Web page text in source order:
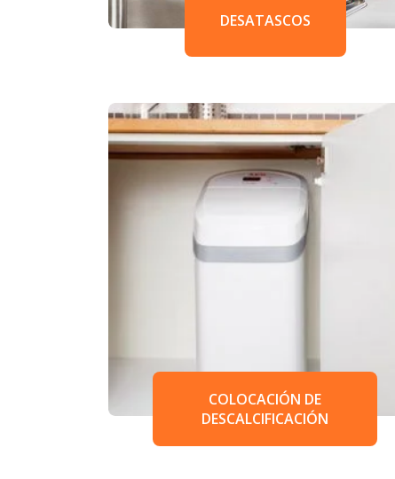
DESATASCOS
COLOCACIÓN DE
DESCALCIFICACIÓN